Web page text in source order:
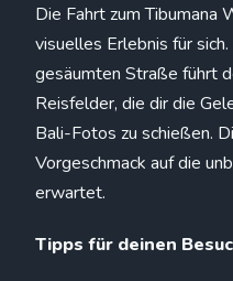
Die Fahrt zum Tibumana
visuelles Erlebnis für
gesäumten Straße führt
Reisfelder, die dir die
Bali-Fotos zu schießen.
Vorgeschmack auf die
erwartet.
Tipps für deinen